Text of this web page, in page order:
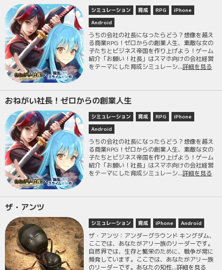
シミュレーション 育成 RPG
iPhone
Android
うちの会社の社長になったらどう？想像を越え
る商業RPG！ゼロからの創業人生、素敵な女の
子たちとビジネス帝国を作り上げよう！ゲーム
紹介「お願い！社長」はスマホ向けの会社経営
をテーマにした育成シミュレーシ...詳細を見る
おねがい社長！ゼロからの創業人生
シミュレーション 育成 RPG
iPhone
Android
うちの会社の社長になったらどう？想像を越え
る商業RPG！ゼロからの創業人生、素敵な女の
子たちとビジネス帝国を作り上げよう！ゲーム
紹介「お願い！社長」はスマホ向けの会社経営
をテーマにした育成シミュレーシ...詳細を見る
ザ・アンツ
シミュレーション 育成 iPhone Android
ザ・アンツ：アンダーグラウンド キングダム、
ここでは、あなたがアリ一族のリーダーです。
自然界では、生存と繁栄のために、戦争が常に
頻発しています。ここでは、あなたがアリ一族
のリーダーです。あなたの知性...詳細を見る